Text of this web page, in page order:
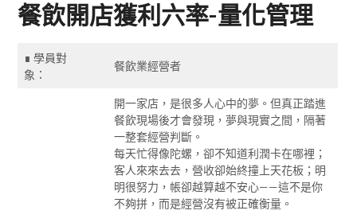
餐飲開店獲利六率-量化管理
∎ 學員對
象：
餐飲業經營者
開一家店，是很多人心中的夢。但真正踏進
餐飲現場後才會發現，夢與現實之間，隔著
一整套經營判斷。
每天忙得像陀螺，卻不知道利潤卡在哪裡；
客人來來去去，營收卻始終撞上天花板；明
明很努力，帳卻越算越不安心——這不是你
不夠拼，而是經營沒有被正確衡量。